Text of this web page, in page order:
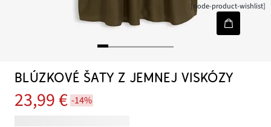
[node-product-wishlist]
BLÚZKOVÉ ŠATY Z JEMNEJ VISKÓZY
23,99 € -14%